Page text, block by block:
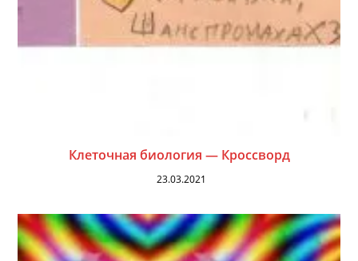
Клеточная биология — Кроссворд
23.03.2021